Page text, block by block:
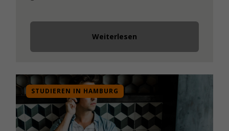
Weiterlesen
STUDIEREN IN HAMBURG